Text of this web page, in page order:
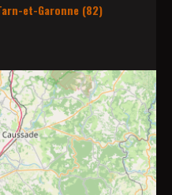
et-Garonne (82)
2